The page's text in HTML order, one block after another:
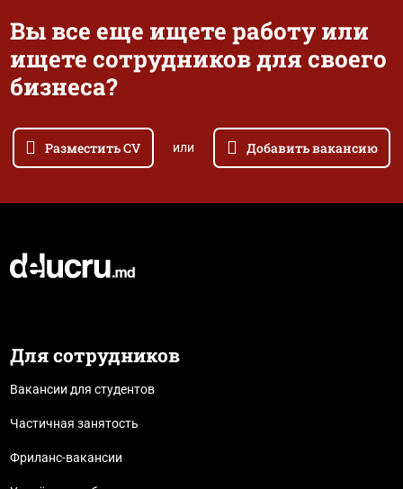
Вы все еще ищете работу или
ищете сотрудников для своего
бизнеса?
Разместить CV или Добавить вакансию
Для сотрудников
Вакансии для студентов
Частичная занятость
Фриланс-вакансии